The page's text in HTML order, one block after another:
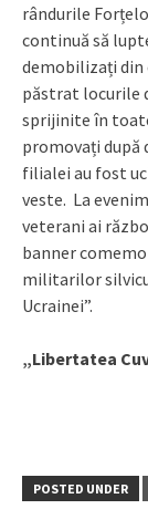
rândurile
continuă să
demobilizați din
păstrat locurile
sprijinite în
promovați după
filialei au fost
veste. La
veterani ai
banner
militarilor
Ucrainei”.
„Libertatea
POSTED UNDER